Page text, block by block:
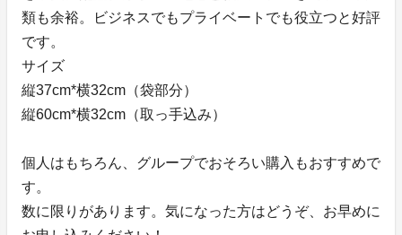
類も余裕。ビジネスでもプライベートでも役立つと好評
です。
サイズ
縦37cm*横32cm（袋部分）
縦60cm*横32cm（取っ手込み）
個人はもちろん、グループでおそろい購入もおすすめで
す。
数に限りがあります。気になった方はどうぞ、お早めに